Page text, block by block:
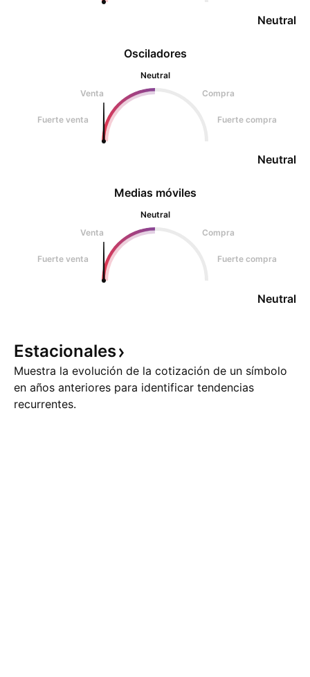
Osciladores
Neutral
Venta
Compra
Fuerte venta Fuerte compra
Neutral
Neutral
Medias móviles
Neutral
Venta
Compra
Fuerte venta Fuerte compra
Neutral
Estacionales
Muestra la evolución de la cotización de un símbolo
en años anteriores para identificar tendencias
recurrentes.